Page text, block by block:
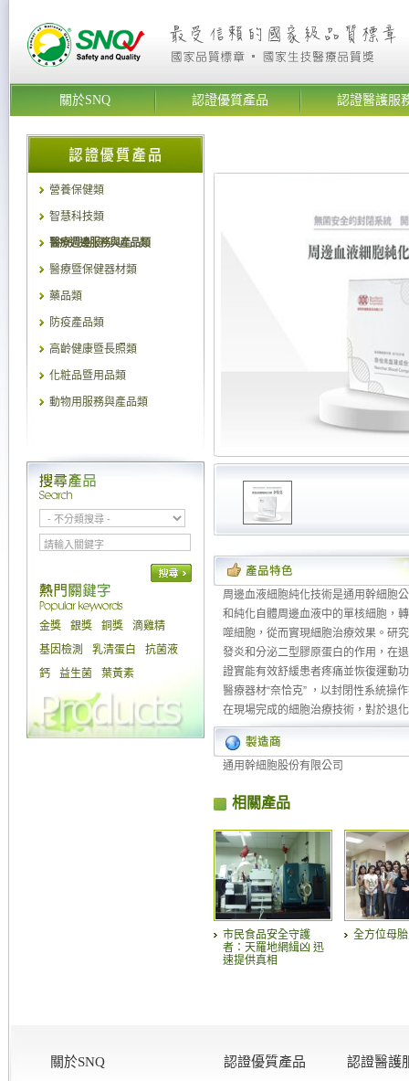
關於SNQ 認證優質產品 認證醫護服
營養保健類
智慧科技類
醫療週邊服務與產品類
醫療暨保健器材類
藥品類
防疫產品類
高齡健康暨長照類
化粧品暨用品類
動物用服務與產品類
金獎 銀獎 銅獎
滴雞精
基因檢測
乳清蛋白
抗菌液
鈣
益生菌 葉黃素
周邊血液細胞純化技術是通用幹細胞
和純化自體周邊血液中的單核細胞，
噬細胞，從而實現細胞治療效果。研
發炎和分泌二型膠原蛋白的作用，在
證實能有效舒緩患者疼痛並恢復運動
醫療器材“奈恰克” ，以封閉性系統操
在現場完成的細胞治療技術，對於退
通用幹細胞股份有限公司
相關產品
市民食品安全守護
者：天羅地網緝凶 迅
速提供真相
全方位母
關於SNQ 認證優質產品 認證醫護